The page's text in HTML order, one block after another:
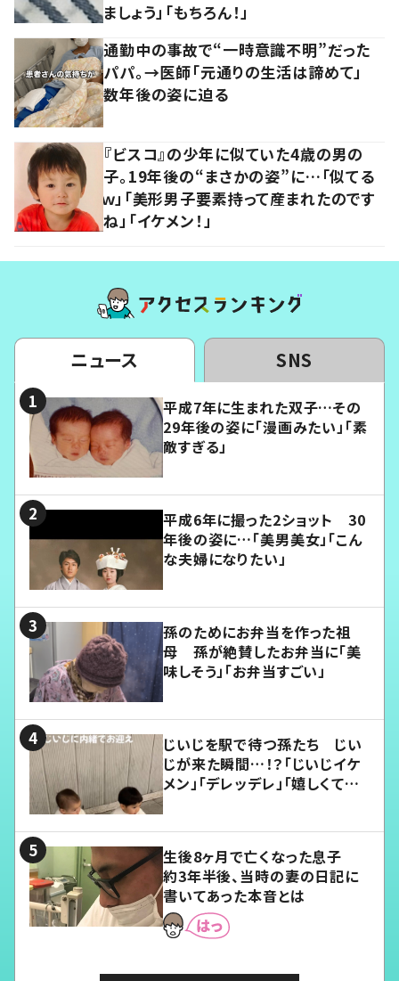
ましょう」「もちろん！」
通勤中の事故で“一時意識不明”だった
パパ。→医師「元通りの生活は諦めて」
数年後の姿に迫る
『ビスコ』の少年に似ていた4歳の男の
子。19年後の“まさかの姿”に…「似てる
ｗ」「美形男子要素持って産まれたのです
ね」「イケメン！」
ニュース SNS
平成7年に生まれた双子…その
29年後の姿に「漫画みたい」「素
敵すぎる」
平成6年に撮った2ショット 30
年後の姿に…「美男美女」「こん
な夫婦になりたい」
孫のためにお弁当を作った祖
母 孫が絶賛したお弁当に「美
味しそう」「お弁当すごい」
じいじを駅で待つ孫たち じい
じが来た瞬間…！？「じいじイケ
メン」「デレッデレ」「嬉しくて可
生後8ヶ月で亡くなった息子
約3年半後、当時の妻の日記に
書いてあった本音とは